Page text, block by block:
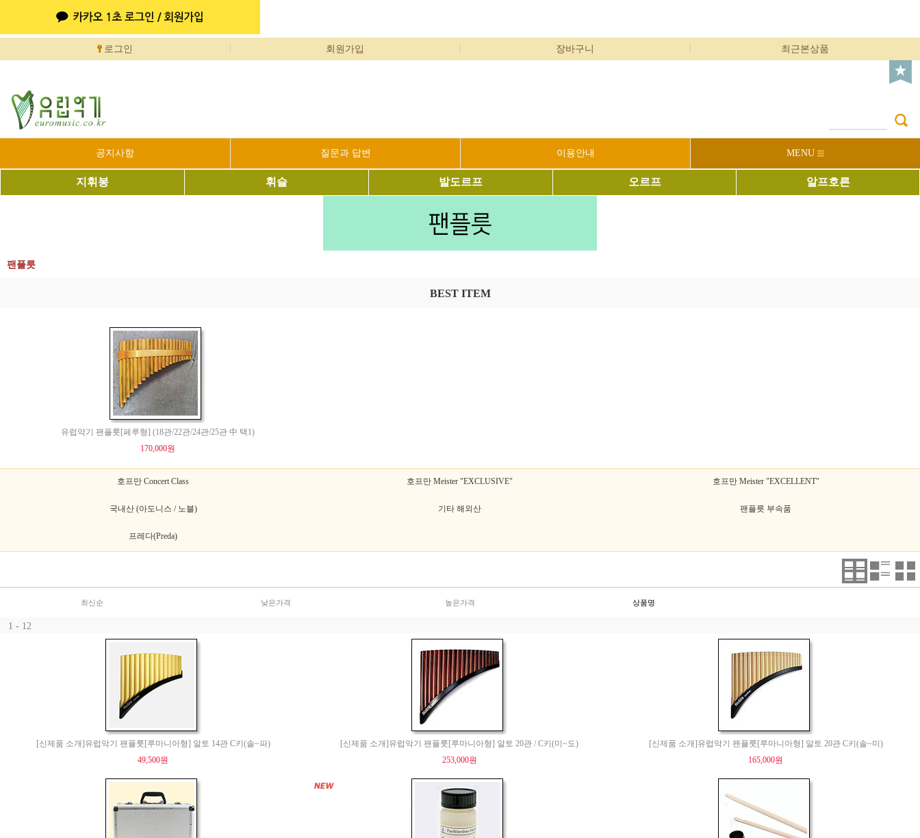
로그인 회원가입 장바구니 최근본상품
공지사항 질문과 답변 이용안내 MENU
지휘봉 휘슬 발도르프 오르프 알프호른
팬플릇
BEST ITEM
유럽악기 팬플룻[페루형] (18관/22관/24관/25관 中 택1)
170,000원
호프만 Concert Class 호프만 Meister "EXCLUSIVE" 호프만 Meister "EXCELLENT"
국내산 (아도니스 / 노블) 기타 해외산 팬플릇 부속품
프레다(Preda)
최신순 낮은가격 높은가격 상품명
1 - 12
[신제품 소개]유럽악기 팬플룻[루마니아형] 알토 14관 C키(솔~파)
49,500원
[신제품 소개]유럽악기 팬플룻[루마니아형] 알토 20관 / C키(미~도)
253,000원
[신제품 소개]유럽악기 팬플룻[루마니아형] 알토 20관 C키(솔~미)
165,000원